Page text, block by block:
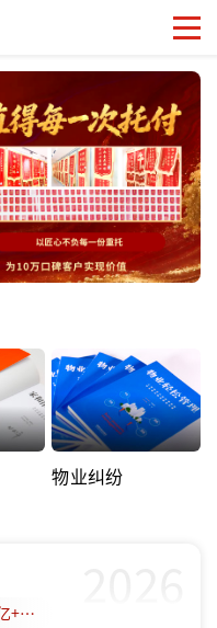
物业纠纷
已帮助 20000+个家庭 获得36.58亿+赔偿款